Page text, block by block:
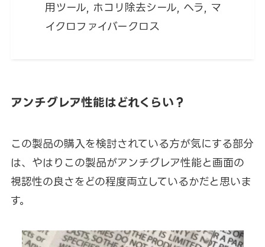
用ツール, ホコリ除去シール, ヘラ, マ
イクロファイバークロス
アンチグレア性能はどれくらい？
この製品の購入を検討されている方が気にする部分
は、やはりこの製品がアンチグレア性能と画面の
視認性の良さをどの程度両立しているかだと思いま
す。